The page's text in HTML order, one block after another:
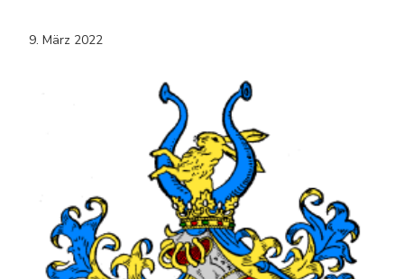
9. März 2022